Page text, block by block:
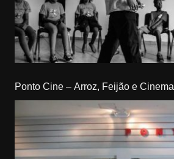
Ponto Cine – Arroz, Feijão e Cinema